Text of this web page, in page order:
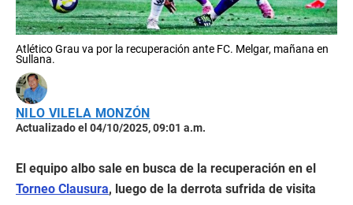
Atlético Grau va por la recuperación ante FC. Melgar, mañana en
Sullana.
NILO VILELA MONZÓN
Actualizado el 04/10/2025, 09:01 a.m.
El equipo albo sale en busca de la recuperación en el
Torneo Clausura, luego de la derrota sufrida de visita